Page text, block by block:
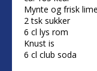
Mynte og frisk lime
2 tsk sukker
6 cl lys rom
Knust is
6 cl club soda